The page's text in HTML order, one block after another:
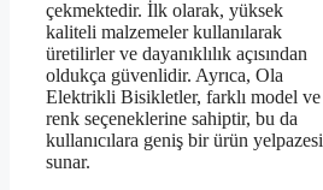
çekmektedir. İlk olarak, yüksek
kaliteli malzemeler kullanılarak
üretilirler ve dayanıklılık açısından
oldukça güvenlidir. Ayrıca, Ola
Elektrikli Bisikletler, farklı model ve
renk seçeneklerine sahiptir, bu da
kullanıcılara geniş bir ürün yelpazesi
sunar.